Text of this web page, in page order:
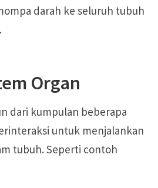
darah ke seluruh tubuh
Organ
dari kumpulan beberapa
untuk menjalankan
tubuh. Seperti contoh